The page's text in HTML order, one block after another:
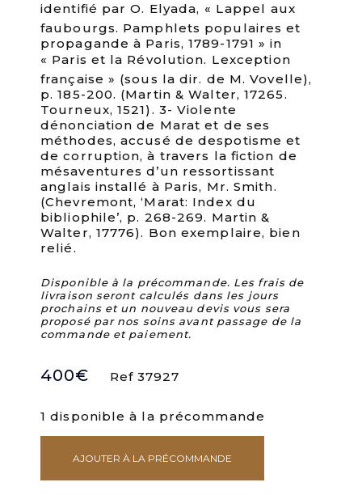
identifié par O. Elyada, « Lappel aux
faubourgs. Pamphlets populaires et
propagande à Paris, 1789-1791 » in
« Paris et la Révolution. Lexception
française » (sous la dir. de M. Vovelle),
p. 185-200. (Martin & Walter, 17265.
Tourneux, 1521). 3- Violente
dénonciation de Marat et de ses
méthodes, accusé de despotisme et
de corruption, à travers la fiction de
mésaventures d’un ressortissant
anglais installé à Paris, Mr. Smith.
(Chevremont, ‘Marat: Index du
bibliophile’, p. 268-269. Martin &
Walter, 17776). Bon exemplaire, bien
relié.
Disponible à la précommande. Les frais de
livraison seront calculés dans les jours
prochains et un nouveau devis vous sera
proposé par nos soins avant passage de la
commande et paiement.
400€ Ref 37927
1 disponible à la précommande
quantité
de
AJOUTER À LA PRÉCOMMANDE